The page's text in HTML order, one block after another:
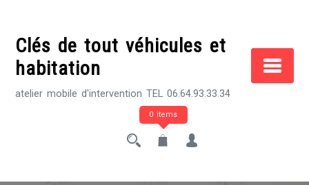
contentClés de tout véhicules et
habitation
atelier mobile d'intervention TEL 06.64.93.33.34
0 items